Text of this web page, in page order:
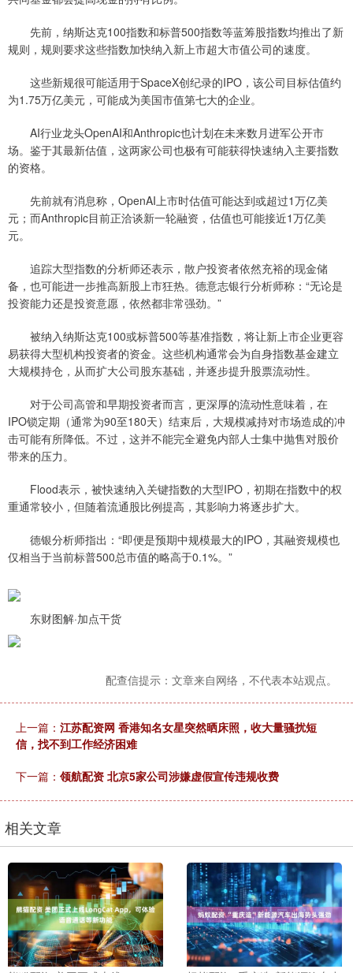
先前，纳斯达克100指数和标普500指数等蓝筹股指数均推出了新
规则，规则要求这些指数加快纳入新上市超大市值公司的速度。
这些新规很可能适用于SpaceX创纪录的IPO，该公司目标估值约
为1.75万亿美元，可能成为美国市值第七大的企业。
AI行业龙头OpenAI和Anthropic也计划在未来数月进军公开市
场。鉴于其最新估值，这两家公司也极有可能获得快速纳入主要指数
的资格。
先前就有消息称，OpenAI上市时估值可能达到或超过1万亿美
元；而Anthropic目前正洽谈新一轮融资，估值也可能接近1万亿美
元。
追踪大型指数的分析师还表示，散户投资者依然充裕的现金储
备，也可能进一步推高新股上市狂热。德意志银行分析师称：“无论是
投资能力还是投资意愿，依然都非常强劲。”
被纳入纳斯达克100或标普500等基准指数，将让新上市企业更容
易获得大型机构投资者的资金。这些机构通常会为自身指数基金建立
大规模持仓，从而扩大公司股东基础，并逐步提升股票流动性。
对于公司高管和早期投资者而言，更深厚的流动性意味着，在
IPO锁定期（通常为90至180天）结束后，大规模减持对市场造成的冲
击可能有所降低。不过，这并不能完全避免内部人士集中抛售对股价
带来的压力。
Flood表示，被快速纳入关键指数的大型IPO，初期在指数中的权
重通常较小，但随着流通股比例提高，其影响力将逐步扩大。
德银分析师指出：“即便是预期中规模最大的IPO，其融资规模也
仅相当于当前标普500总市值的略高于0.1%。”
东财图解·加点干货
配查信提示：文章来自网络，不代表本站观点。
上一篇： 江苏配资网 香港知名女星突然晒床照，收大量骚扰短
信，找不到工作经济困难
下一篇： 领航配资 北京5家公司涉嫌虚假宣传违规收费
相关文章